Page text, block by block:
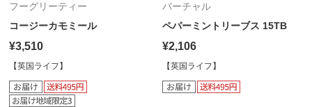
フーグリーティー
コージーカモミール
¥3,510
【英国ライフ】
バーチャル
ペパーミントリーブス 15TB
¥2,106
【英国ライフ】